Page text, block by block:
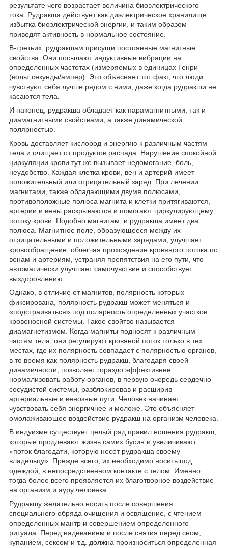
результате чего возрастает величина биоэлектрического
тока.
Рудракша действует как диэлектрическое хранилище
избытка биоэлектрической энергии, и таким образом
приводят активность в нормальное состояние.
В-третьих, рудракшам присущи постоянные магнитные
свойства. Они посылают индуктивные вибрации на
определенных частотах (измеряемых в единицах Генри
(вольт секунды/ампер). Это объясняет тот факт, что люди
чувствуют себя лучше рядом с ними, даже когда рудракши не
касаются тела.
И наконец, рудракша обладает как парамагнитными, так и
диамагнитными свойствами, а также динамической
полярностью.
Кровь доставляет кислород и энергию к различным частям
тела и очищает от продуктов распада. Нарушение спокойной
циркуляции крови тут же вызывает недомогание, боль,
неудобство. Каждая клетка крови, вен и артерий имеет
положительный или отрицательный заряд. При лечении
магнитами, также обладающими двумя полюсами,
противоположные полюса магнита и клетки притягиваются,
артерии и вены раскрываются и помогают циркулирующему
потоку крови. Подобно магнитам, и рудракша имеет два
полюса. Магнитное поле, образующееся между их
отрицательными и положительными зарядами, улучшает
кровообращение, облегчая прохождение кровяного потока по
венам и артериям, устраняя препятствия на его пути, что
автоматически улучшает самочувствие и способствует
выздоровлению.
Однако, в отличие от магнитов, полярность которых
фиксирована, полярность рудракш может меняться и
«подстраиваться» под полярность определенных участков
кровеносной системы. Такое свойтво называется
диамагнетизмом. Когда магниты подносят к различным
частям тела, они регулируют кровяной поток только в тех
местах, где их полярность совпадает с полярностью органов,
в то время как полярность рудракш, благодаря своей
динамичности, позволяет гораздо эффективнее
нормализовать работу органов, в первую очередь сердечно-
сосудистой системы, разблокировав и расширив
артериальные и венозные пути. Человек начинает
чувствовать себя энергичнее и моложе. Это объясняет
омолаживающее воздействие рудракш на организм человека.
В индуизме существует целый ряд правил ношения рудракш,
которые продлевают жизнь самих бусин и увеличивают
«поток благодати, которую несет рудракша своему
владельцу». Прежде всего, их необходимо носить под
одеждой, в непосредственном контакте с телом. Именно
тогда более всего проявляется их благотворное воздействие
на организм и ауру человека.
Рудракшу желательно носить после совершения
специального обряда очищения и освящение, с чтением
определенных мантр и совершением определенного
ритуала. Перед надеванием и после снятия перед сном,
купанием, сексом и т.д. должна произноситься определенная